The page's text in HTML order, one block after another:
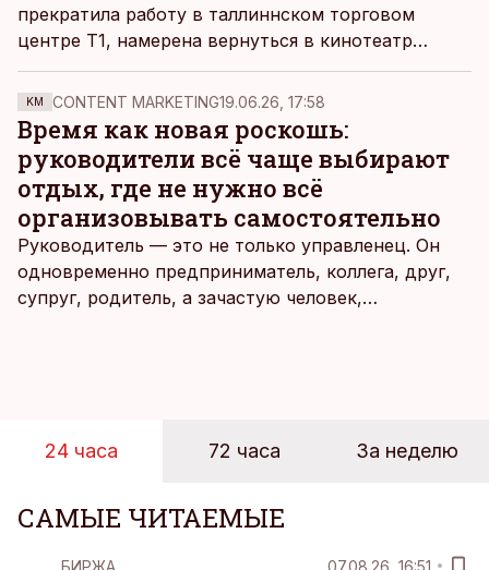
прекратила работу в таллиннском торговом
центре T1, намерена вернуться в кинотеатр
«Космос».
KM CONTENT MARKETING19.06.26, 17:58
Время как новая роскошь:
руководители всё чаще выбирают
отдых, где не нужно всё
организовывать самостоятельно
Руководитель — это не только управленец. Он
одновременно предприниматель, коллега, друг,
супруг, родитель, а зачастую человек,
человека. Поэтому от отдыха все чаще ждут не
чаще люди ищут возможность просто быть здесь
и сейчас — без необходимости все
организовывать, планировать и за все отвечать
24 часа 72 часа За неделю
САМЫЕ ЧИТАЕМЫЕ
БИРЖА 07.08.26, 16:51